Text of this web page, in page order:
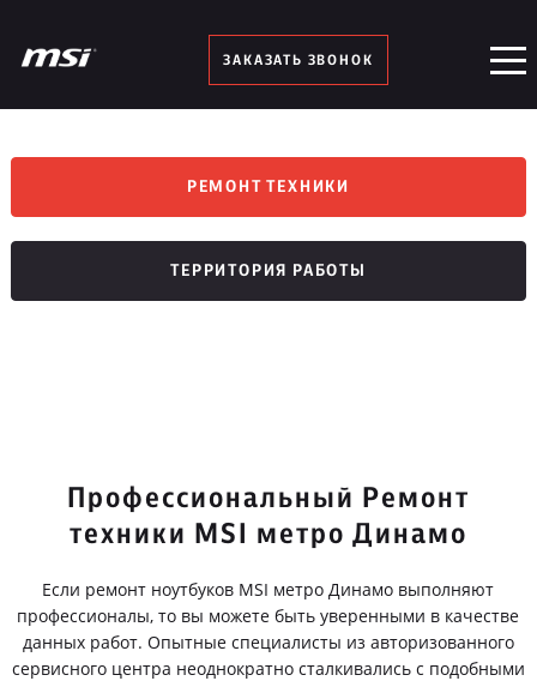
ЗАКАЗАТЬ ЗВОНОК
РЕМОНТ ТЕХНИКИ
ТЕРРИТОРИЯ РАБОТЫ
Профессиональный Ремонт
техники MSI метро Динамо
Если ремонт ноутбуков MSI метро Динамо выполняют
профессионалы, то вы можете быть уверенными в качестве
данных работ. Опытные специалисты из авторизованного
сервисного центра неоднократно сталкивались с подобными